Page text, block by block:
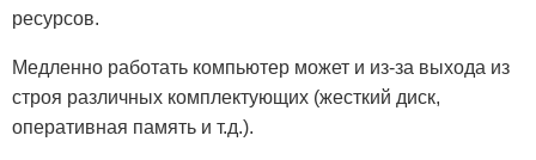
ресурсов.
Медленно работать компьютер может и из-за выхода из
строя различных комплектующих (жесткий диск,
оперативная память и т.д.).